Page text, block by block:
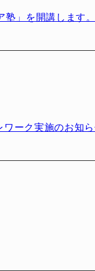
塾」を開講します
ワーク実施のお知